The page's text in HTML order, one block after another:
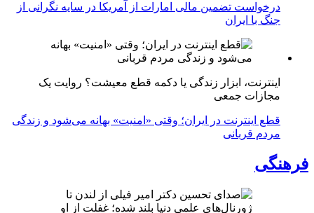
درخواست تضمین مالی امارات از آمریکا در سایه نگرانی از
جنگ با ایران
اینترنت، ابزار زندگی یا دکمه قطع معیشت؟ روایت یک
مجازات جمعی
قطع اینترنت در ایران؛ وقتی «امنیت» بهانه می‌شود و زندگی
مردم قربانی
فرهنگی